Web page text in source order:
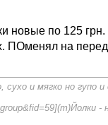
новые по 125
на
и мягко но гупо
-